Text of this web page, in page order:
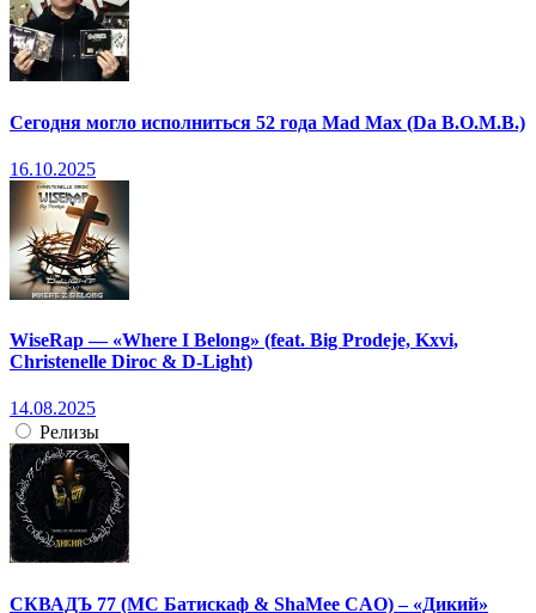
Сегодня могло исполниться 52 года Mad Max (Da B.O.M.B.)
16.10.2025
WiseRap — «Where I Belong» (feat. Big Prodeje, Kxvi,
Christenelle Diroc & D-Light)
14.08.2025
Релизы
СКВАДЪ 77 (МС Батискаф & ShaMee CAO) – «Дикий»